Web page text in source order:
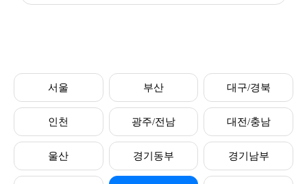
서울 부산 대구/경북
인천 광주/전남 대전/충남
울산 경기동부 경기남부